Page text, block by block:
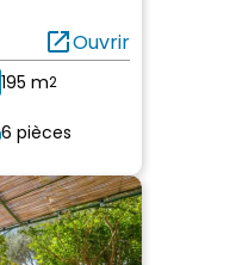
open_in_newOuvrir
195 m2
6 pièces